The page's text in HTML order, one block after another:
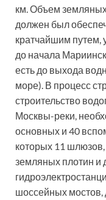
км. Объем
должен был
кратчайшим путем,
до начала
есть до выхода
море). В процесс
строительство
Москвы-реки,
основных и 40
которых 11
земляных плотин и
шоссейных мостов,